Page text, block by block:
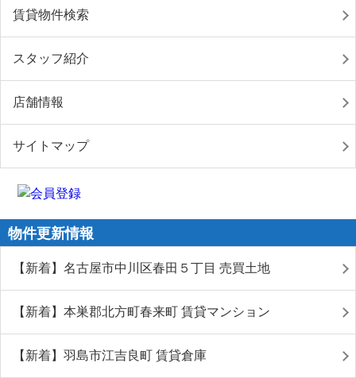
賃貸物件検索
スタッフ紹介
店舗情報
サイトマップ
物件更新情報
【新着】名古屋市中川区春田５丁目 売買土地
【新着】本巣郡北方町春来町 賃貸マンション
【新着】羽島市江吉良町 賃貸倉庫